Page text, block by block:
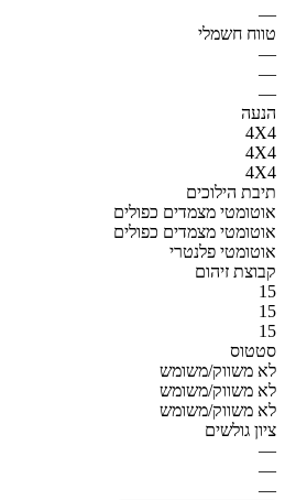
—
טווח חשמלי
—
—
—
הנעה
4X4
4X4
4X4
תיבת הילוכים
אוטומטי מצמדים כפולים
אוטומטי מצמדים כפולים
אוטומטי פלנטרי
קבוצת זיהום
15
15
15
סטטוס
לא משווק/משומש
לא משווק/משומש
לא משווק/משומש
ציון גולשים
—
—
—